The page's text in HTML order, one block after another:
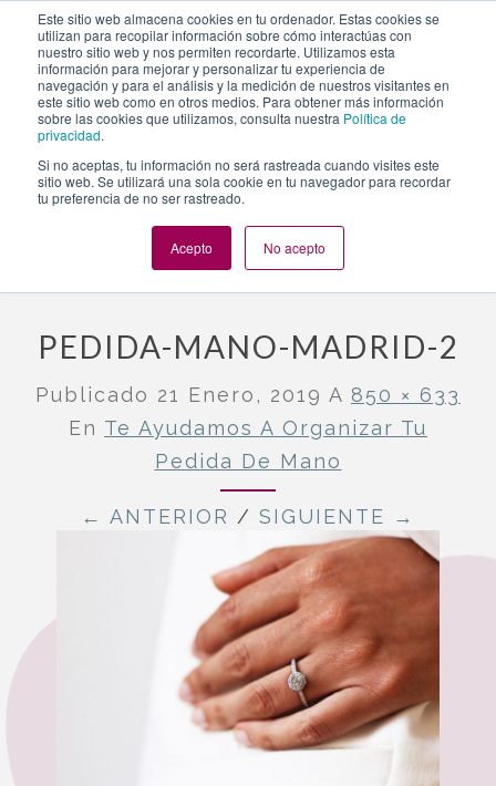
Este sitio web almacena cookies en tu ordenador. Estas cookies se
utilizan para recopilar información sobre cómo interactúas con
nuestro sitio web y nos permiten recordarte. Utilizamos esta
información para mejorar y personalizar tu experiencia de
navegación y para el análisis y la medición de nuestros visitantes en
este sitio web como en otros medios. Para obtener más información
sobre las cookies que utilizamos, consulta nuestra Política de
privacidad.
Si no aceptas, tu información no será rastreada cuando visites este
sitio web. Se utilizará una sola cookie en tu navegador para recordar
tu preferencia de no ser rastreado.
Acepto No acepto
https://www.evento.love/blog/organizar-tu-pedida-de-
mano/pedida-mano-madrid-2/
Bodas»Te ayudamos a organizar tu pedida de
pedida-mano-madrid-2
PEDIDA-MANO-MADRID-2
Publicado 21 Enero, 2019 A 850 × 633
En Te Ayudamos A Organizar Tu
Pedida De Mano
← ANTERIOR / SIGUIENTE →